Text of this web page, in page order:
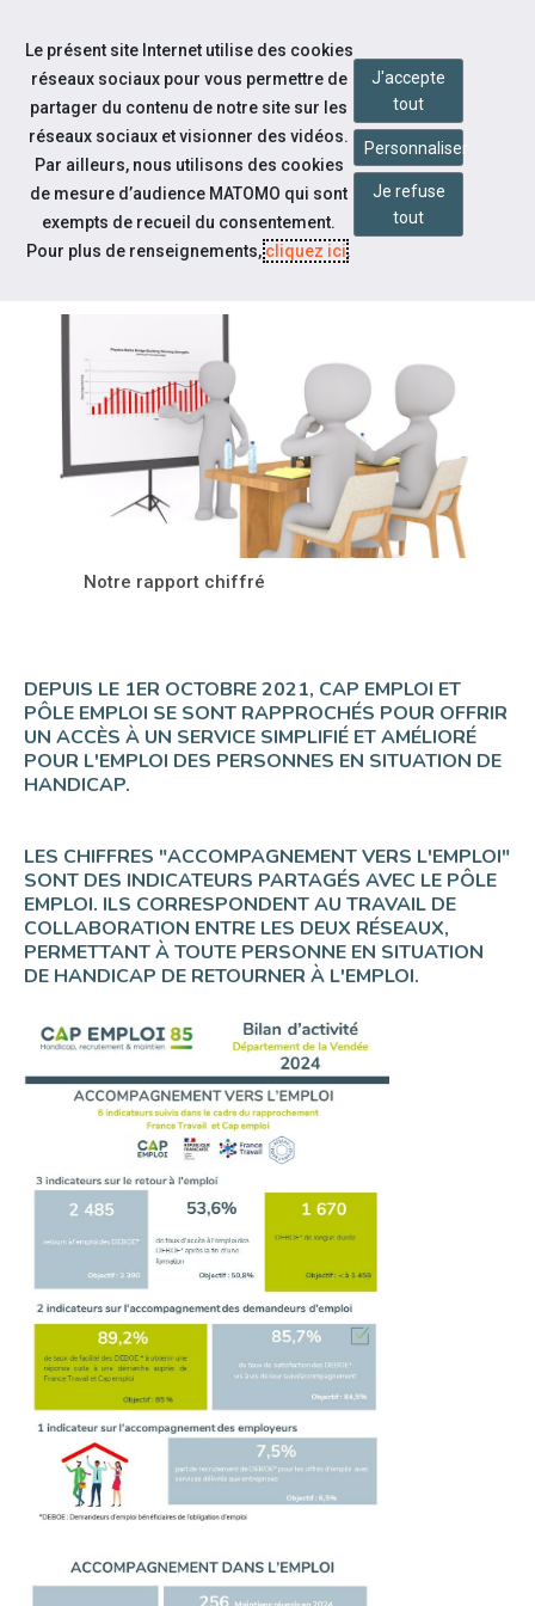
Aller au contenu
Qui sommes-nous ?
NOTRE BILAN D'ACTIVITÉ 2024
Notre rapport chiffré
DEPUIS LE 1ER OCTOBRE 2021, CAP EMPLOI ET
PÔLE EMPLOI SE SONT RAPPROCHÉS POUR OFFRIR
UN ACCÈS À UN SERVICE SIMPLIFIÉ ET AMÉLIORÉ
POUR L'EMPLOI DES PERSONNES EN SITUATION DE
HANDICAP.
LES CHIFFRES "ACCOMPAGNEMENT VERS L'EMPLOI"
SONT DES INDICATEURS PARTAGÉS AVEC LE PÔLE
EMPLOI. ILS CORRESPONDENT AU TRAVAIL DE
COLLABORATION ENTRE LES DEUX RÉSEAUX,
PERMETTANT À TOUTE PERSONNE EN SITUATION
DE HANDICAP DE RETOURNER À L'EMPLOI.
Le présent site Internet utilise des cookies
réseaux sociaux pour vous permettre de
partager du contenu de notre site sur les
réseaux sociaux et visionner des vidéos.
Par ailleurs, nous utilisons des cookies
de mesure d’audience MATOMO qui sont
exempts de recueil du consentement.
Pour plus de renseignements,cliquez ici.
J'accepte
tout
Personnaliser
Je refuse
tout